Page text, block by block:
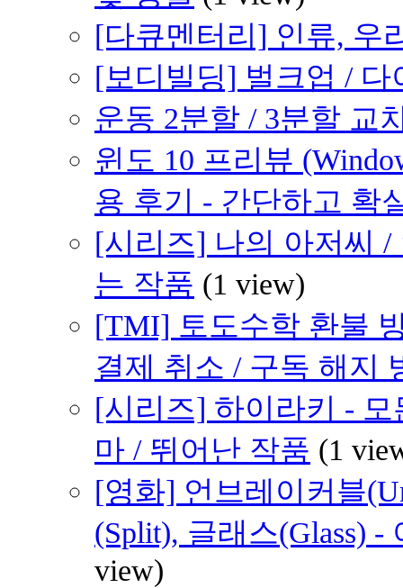
[다큐멘터리] 인류, 우
[보디빌딩] 벌크업 /
운동 2분할 / 3분할 교
윈도 10 프리뷰
용 후기 - 간단하고 확
[시리즈] 나의 아저씨
는 작품 (1 view)
[TMI] 토도수학 환불
결제 취소 / 구독 해지
[시리즈] 하이라키 -
마 / 뛰어난 작품 (1
[영화] 언브레이커블
(Split), 글래스(Glass)
view)